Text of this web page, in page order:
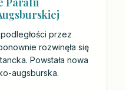
przez
rozwinęła się
Powstała nowa
augsburska.